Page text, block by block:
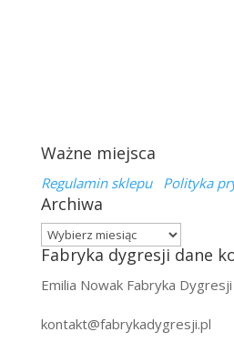
Ważne miejsca
Regulamin sklepu Polityka
Archiwa
Archiwa
Fabryka dygresji dane
Emilia Nowak Fabryka Dygresji
kontakt@fabrykadygresji.pl